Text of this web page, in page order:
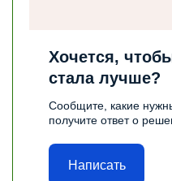
Хочется,
стала лучше?
Сообщите, какие
получите ответ о
Написать